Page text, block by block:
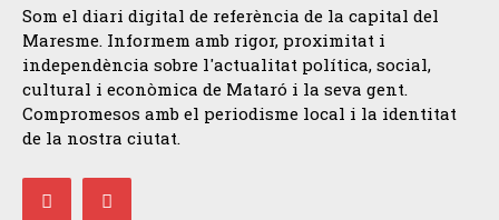
Som el diari digital de referència de la capital del
Maresme. Informem amb rigor, proximitat i
independència sobre l'actualitat política, social,
cultural i econòmica de Mataró i la seva gent.
Compromesos amb el periodisme local i la identitat
de la nostra ciutat.